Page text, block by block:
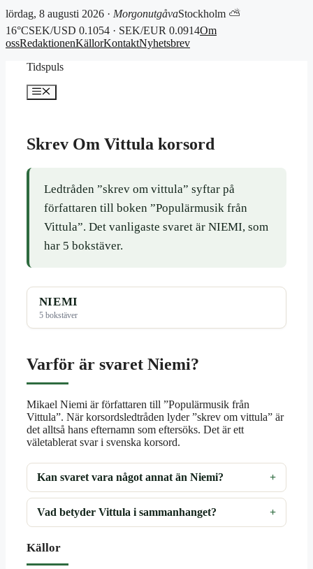
lördag, 8 augusti 2026 · MorgonutgåvaStockholm ⛅
16°CSEK/USD 0.1054 · SEK/EUR 0.0914Om
ossRedaktionenKällorKontaktNyhetsbrev
Tidspuls
Meny
Skrev Om Vittula korsord
Ledtråden ”skrev om vittula” syftar på
författaren till boken ”Populärmusik från
Vittula”. Det vanligaste svaret är NIEMI, som
har 5 bokstäver.
NIEMI
5 bokstäver
Varför är svaret Niemi?
Mikael Niemi är författaren till ”Populärmusik från
Vittula”. När korsordsledtråden lyder ”skrev om vittula” är
det alltså hans efternamn som eftersöks. Det är ett
väletablerat svar i svenska korsord.
Kan svaret vara något annat än Niemi?
Vad betyder Vittula i sammanhanget?
Källor